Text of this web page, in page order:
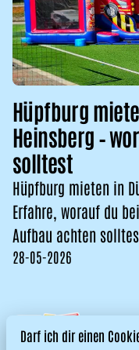
Hüpfburg
Heinsberg –
solltest
Hüpfburg mieten in
Erfahre, worauf du
Aufbau achten
Even
28-05-2026
Darf ich dir einen